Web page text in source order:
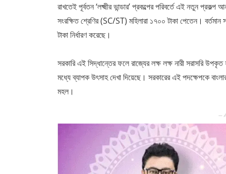
রাখতেই পূর্বতন ‘লক্ষ্মীর ভান্ডার’ প্রকল্পের পরিবর্তে এই নতুন
সংরক্ষিত শ্রেণির (SC/ST) মহিলারা ১৭০০ টাকা পেতেন।
টাকা নির্ধারণ করেছে।
সরকারি এই সিদ্ধান্তের ফলে রাজ্যের লক্ষ লক্ষ নারী সরাসরি
মধ্যে ব্যাপক উৎসাহ দেখা দিয়েছে। সরকারের এই পদক্ষেপকে
মহল।
—